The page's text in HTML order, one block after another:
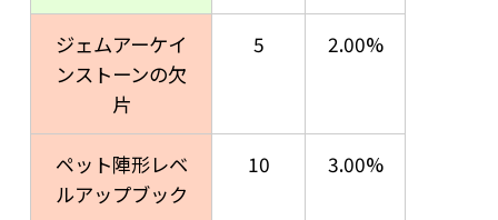
ジェムアーケイ
ンストーンの欠
片
5 2.00%
ペット陣形レベ
ルアップブック
10 3.00%